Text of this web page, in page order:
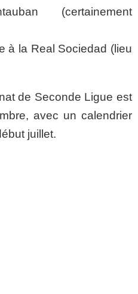
(certainement
à la Real Sociedad (lieu
de Seconde Ligue est
avec un calendrier
juillet.